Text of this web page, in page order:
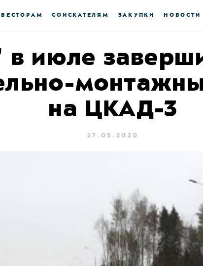
СОИСКАТЕЛЯМ ЗАКУПКИ НОВОСТИ
в июле
на ЦКАД-3
27.05.2020